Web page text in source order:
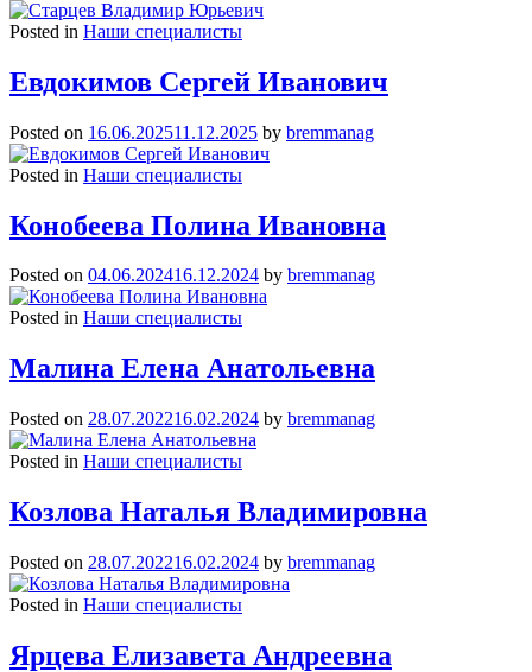
Posted in Наши специалисты
Евдокимов Сергей Иванович
Posted on 16.06.202511.12.2025 by bremmanag
Posted in Наши специалисты
Конобеева Полина Ивановна
Posted on 04.06.202416.12.2024 by bremmanag
Posted in Наши специалисты
Малина Елена Анатольевна
Posted on 28.07.202216.02.2024 by bremmanag
Posted in Наши специалисты
Козлова Наталья Владимировна
Posted on 28.07.202216.02.2024 by bremmanag
Posted in Наши специалисты
Ярцева Елизавета Андреевна